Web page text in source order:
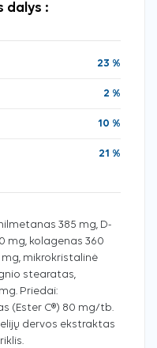
dalys :
23 %
2 %
10 %
21 %
385 mg, D-
mg, kolagenas 360
mikrokristalinė
stearatas,
Priedai:
(Ester C®) 80 mg/tb.
dervos ekstraktas